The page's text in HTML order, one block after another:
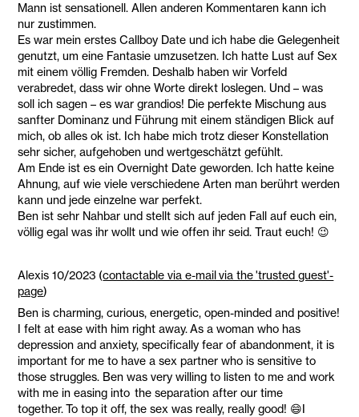
Mann ist sensationell. Allen anderen Kommentaren kann ich
nur zustimmen.
Es war mein erstes Callboy Date und ich habe die Gelegenheit
genutzt, um eine Fantasie umzusetzen. Ich hatte Lust auf Sex
mit einem völlig Fremden. Deshalb haben wir Vorfeld
verabredet, dass wir ohne Worte direkt loslegen. Und – was
soll ich sagen – es war grandios! Die perfekte Mischung aus
sanfter Dominanz und Führung mit einem ständigen Blick auf
mich, ob alles ok ist. Ich habe mich trotz dieser Konstellation
sehr sicher, aufgehoben und wertgeschätzt gefühlt.
Am Ende ist es ein Overnight Date geworden. Ich hatte keine
Ahnung, auf wie viele verschiedene Arten man berührt werden
kann und jede einzelne war perfekt.
Ben ist sehr Nahbar und stellt sich auf jeden Fall auf euch ein,
völlig egal was ihr wollt und wie offen ihr seid. Traut euch! 😉
Alexis 10/2023 (contactable via e-mail via the 'trusted guest'-
page)
Ben is charming, curious, energetic, open-minded and positive!
I felt at ease with him right away. As a woman who has
depression and anxiety, specifically fear of abandonment, it is
important for me to have a sex partner who is sensitive to
those struggles. Ben was very willing to listen to me and work
with me in easing into the separation after our time
together. To top it off, the sex was really, really good! 😄I